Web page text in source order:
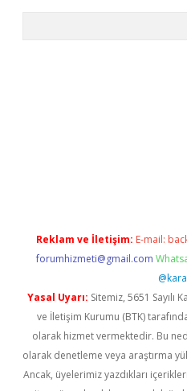
Reklam ve İletişim: E-mail:
forumhizmeti@gmail.com
Yasal Uyarı: Sitemiz, 5651 Sayılı
ve İletişim Kurumu (BTK)
olarak hizmet vermektedir. Bu
olarak denetleme veya araştırma
Ancak, üyelerimiz yazdıkları